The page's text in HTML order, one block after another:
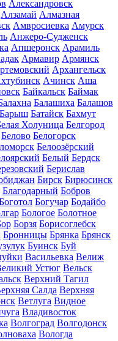
Александровск
Алзамай Алмазная
Амвросиевка Амурск
Анжеро-Судженск
Апшеронск Арамиль
Армавир Армянск
Архангельск
Ачинск Аша
Байкальск Баймак
Балашиха Балашов
Барыш Батайск Бахмут
Холуница Белгород
Белово Белогорск
Белоозёрский
Белый Бердск
Берислав
Бирск Бирюсинск
Благодарный Бобров
Богучар Бодайбо
Бологое Болотное
Борзя Борисоглебск
Бронницы Брянка Брянск
Буинск Буй
Васильевка Велиж
Устюг Вельск
Верхний Тагил
Салда Верхняя
Ветлуга Видное
Владивосток
Волгоград Волгодонск
Вологда